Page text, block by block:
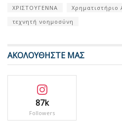
ΧΡΙΣΤΟΥΓΕΝΝΑ
Χρηματιστήριο
τεχνητή νοημοσύνη
ΑΚΟΛΟΥΘΗΣΤΕ ΜΑΣ
87k
Followers